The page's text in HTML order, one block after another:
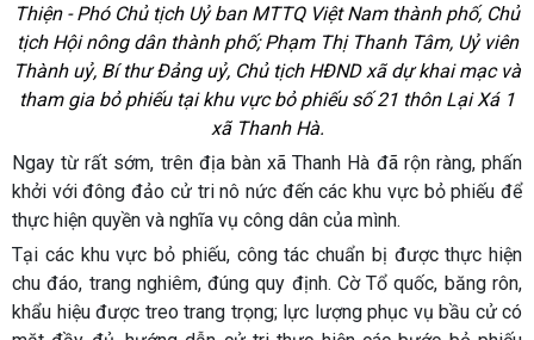
Thiện - Phó Chủ tịch Uỷ ban MTTQ Việt Nam thành phố, Chủ
tịch Hội nông dân thành phố; Phạm Thị Thanh Tâm, Uỷ viên
Thành uỷ, Bí thư Đảng uỷ, Chủ tịch HĐND xã dự khai mạc và
tham gia bỏ phiếu tại khu vực bỏ phiếu số 21 thôn Lại Xá 1
xã Thanh Hà.
Ngay từ rất sớm, trên địa bàn xã Thanh Hà đã rộn ràng, phấn
khởi với đông đảo cử tri nô nức đến các khu vực bỏ phiếu để
thực hiện quyền và nghĩa vụ công dân của mình.
Tại các khu vực bỏ phiếu, công tác chuẩn bị được thực hiện
chu đáo, trang nghiêm, đúng quy định. Cờ Tổ quốc, băng rôn,
khẩu hiệu được treo trang trọng; lực lượng phục vụ bầu cử có